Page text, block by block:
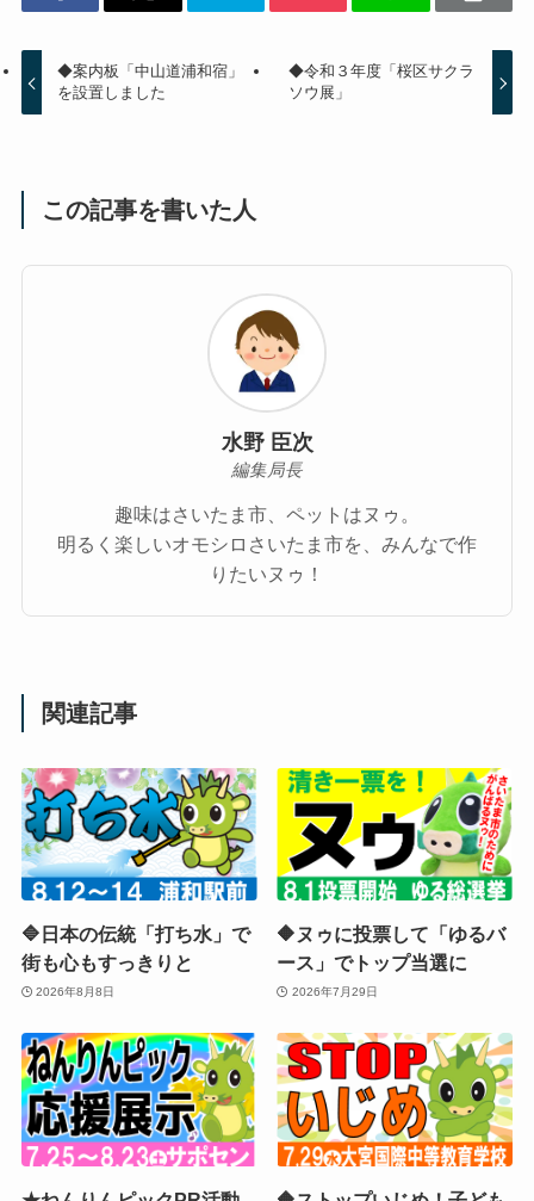
◆案内板「中山道浦和宿」
を設置しました
◆令和３年度「桜区サクラ
ソウ展」
この記事を書いた人
水野 臣次
編集局長
趣味はさいたま市、ペットはヌゥ。
明るく楽しいオモシロさいたま市を、みんなで作
りたいヌゥ！
関連記事
🔷日本の伝統「打ち水」で
街も心もすっきりと
2026年8月8日
🔶ヌゥに投票して「ゆるバ
ース」でトップ当選に
2026年7月29日